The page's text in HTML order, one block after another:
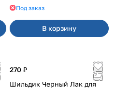
Под заказ
В корзину
270 ₽
Шильдик Черный Лак для